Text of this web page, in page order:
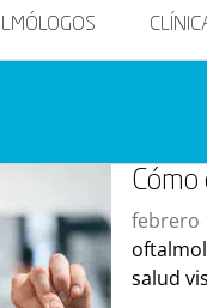
febrero
salud